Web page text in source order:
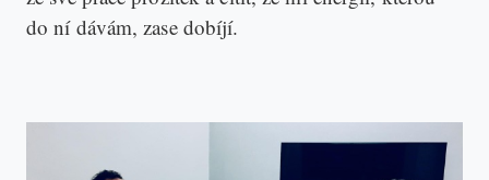
do ní dávám, zase dobíjí.